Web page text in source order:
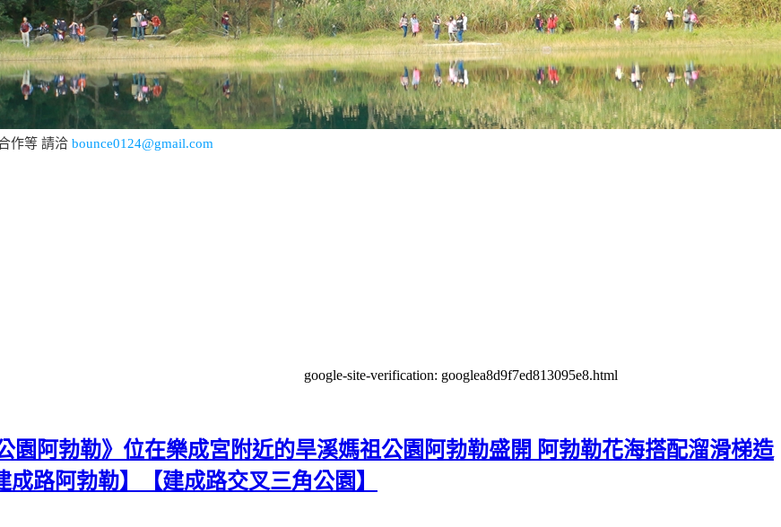
作等 請洽 bounce0124@gmail.com
google-site-verification: googlea8d9f7ed813095e8.html
阿勃勒》位在樂成宮附近的旱溪媽祖公園阿勃勒盛開 阿勃勒花海搭配溜滑梯造
路阿勃勒】【建成路交叉三角公園】